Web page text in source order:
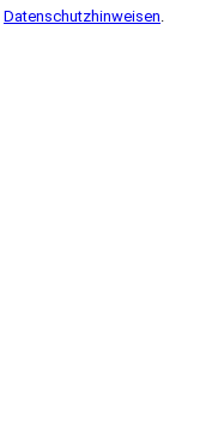
Datenschutzhinweisen